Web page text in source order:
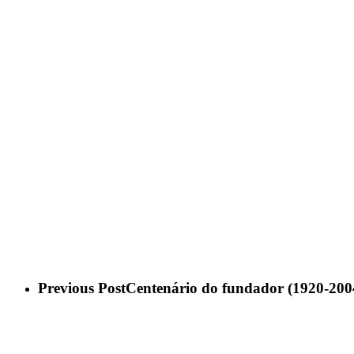
Previous PostCentenário do fundador (1920-